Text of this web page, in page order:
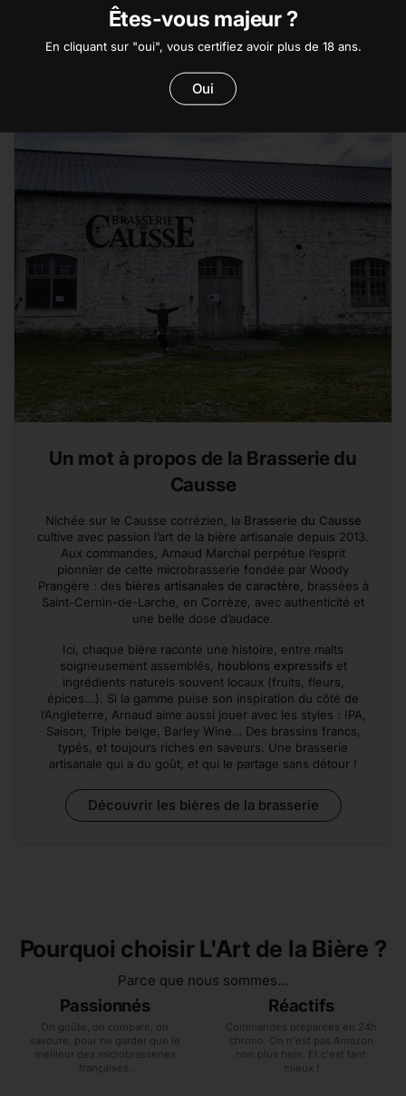
fleurs, il privilégie les ingrédients naturels et de préférence
Un mot à propos de la Brasserie du
Causse
Nichée sur le Causse corrézien, la Brasserie du Causse
cultive avec passion l’art de la bière artisanale depuis 2013.
Aux commandes, Arnaud Marchal perpétue l’esprit
pionnier de cette microbrasserie fondée par Woody
Prangère : des bières artisanales de caractère , brassées à
Saint-Cernin-de-Larche, en Corrèze, avec authenticité et
une belle dose d’audace.
Ici, chaque bière raconte une histoire, entre malts
soigneusement assemblés, houblons expressifs et
ingrédients naturels souvent locaux (fruits, fleurs,
épices...). Si la gamme puise son inspiration du côté de
l’Angleterre, Arnaud aime aussi jouer avec les styles : IPA,
Saison, Triple belge, Barley Wine… Des brassins francs,
typés, et toujours riches en saveurs. Une brasserie
artisanale qui a du goût, et qui le partage sans détour !
Découvrir les bières de la brasserie
Pourquoi choisir L'Art de la Bière ?
Parce que nous sommes...
Passionnés
On goûte, on compare, on
savoure, pour ne garder que le
meilleur des microbrasseries
françaises.
Réactifs
Commandes préparées en 24h
chrono. On n'est pas Amazon
non plus hein. Et c'est tant
mieux !
Êtes-vous majeur ?
En cliquant sur "oui", vous certifiez avoir plus de 18 ans.
Oui